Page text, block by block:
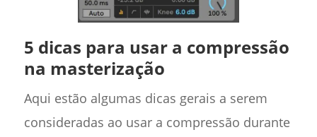
5 dicas para usar a compressão
na masterização
Aqui estão algumas dicas gerais a serem
consideradas ao usar a compressão durante